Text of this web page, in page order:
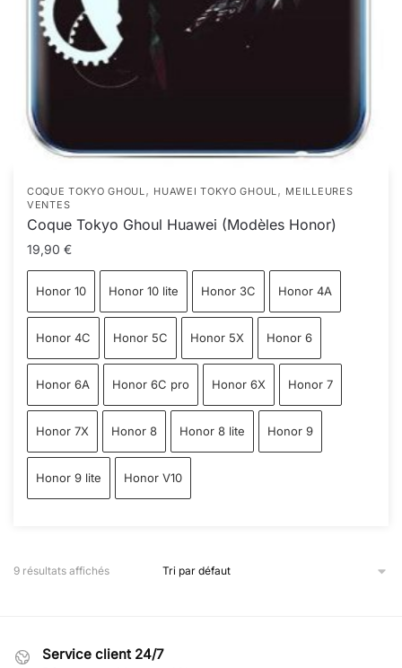
COQUE TOKYO GHOUL, HUAWEI TOKYO GHOUL, MEILLEURES
VENTES
Coque Tokyo Ghoul Huawei (Modèles Honor)
19,90 €
Honor 10 Honor 10 lite Honor 3C Honor 4A
Honor 4C Honor 5C Honor 5X Honor 6
Honor 6A Honor 6C pro Honor 6X Honor 7
Honor 7X Honor 8 Honor 8 lite Honor 9
Honor 9 lite Honor V10
9 résultats affichés
Service client 24/7